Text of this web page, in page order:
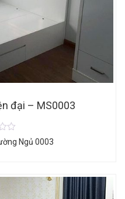
đại – MS0003
Ngủ 0003